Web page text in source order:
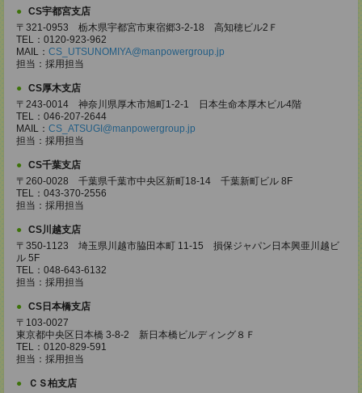
CS宇都宮支店
〒321-0953 栃木県宇都宮市東宿郷3-2-18 高知穂ビル2Ｆ
TEL：0120-923-962
MAIL： CS_UTSUNOMIYA@manpowergroup.jp
担当：採用担当
CS厚木支店
〒243-0014 神奈川県厚木市旭町1-2-1 日本生命本厚木ビル4階
TEL：046-207-2644
MAIL： CS_ATSUGI@manpowergroup.jp
担当：採用担当
CS千葉支店
〒260-0028 千葉県千葉市中央区新町18-14 千葉新町ビル 8F
TEL：043-370-2556
担当：採用担当
CS川越支店
〒350-1123 埼玉県川越市脇田本町 11-15 損保ジャパン日本興亜川越ビ
ル 5F
TEL：048-643-6132
担当：採用担当
CS日本橋支店
〒103-0027
東京都中央区日本橋 3-8-2 新日本橋ビルディング８Ｆ
TEL：0120-829-591
担当：採用担当
ＣＳ柏支店